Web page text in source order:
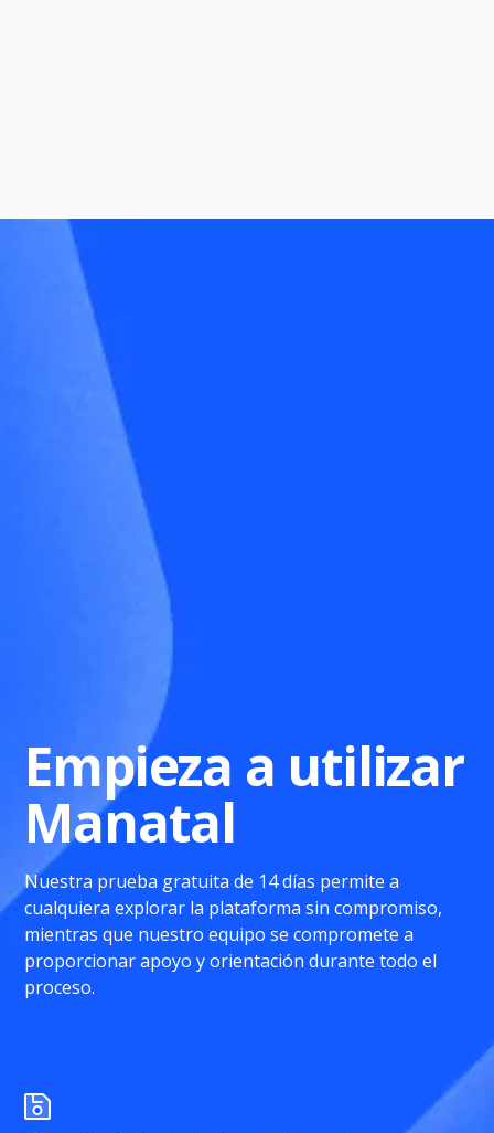
Empieza a utilizar
Manatal
Nuestra prueba gratuita de 14 días permite a
cualquiera explorar la plataforma sin compromiso,
mientras que nuestro equipo se compromete a
proporcionar apoyo y orientación durante todo el
proceso.